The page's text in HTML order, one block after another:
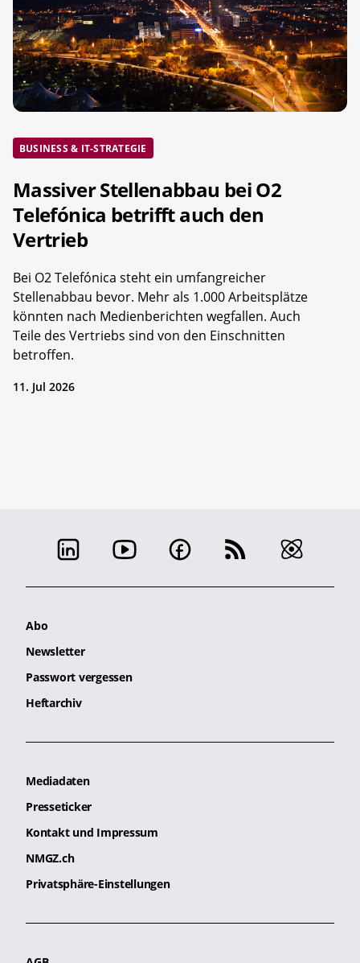
BUSINESS & IT-STRATEGIE
Massiver Stellenabbau bei O2
Telefónica betrifft auch den
Vertrieb
Bei O2 Telefónica steht ein umfangreicher
Stellenabbau bevor. Mehr als 1.000 Arbeitsplätze
könnten nach Medienberichten wegfallen. Auch
Teile des Vertriebs sind von den Einschnitten
betroffen.
11. Jul 2026
Abo
Newsletter
Passwort vergessen
Heftarchiv
Mediadaten
Presseticker
Kontakt und Impressum
NMGZ.ch
Privatsphäre-Einstellungen